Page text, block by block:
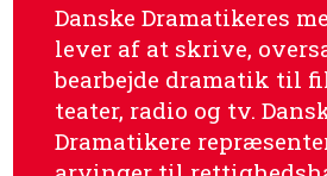
Danske Dramatikeres
lever af at skrive,
bearbejde dramatik til
teater, radio og tv.
Dramatikere